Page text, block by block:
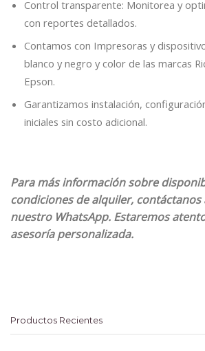
Control transparente: Monitorea y
con reportes detallados.
Contamos con Impresoras y
blanco y negro y color de las marcas
Epson.
Garantizamos instalación,
iniciales sin costo adicional.
Para más información sobre
condiciones de alquiler, contáctanos
nuestro WhatsApp. Estaremos
asesoría personalizada.
Productos Recientes